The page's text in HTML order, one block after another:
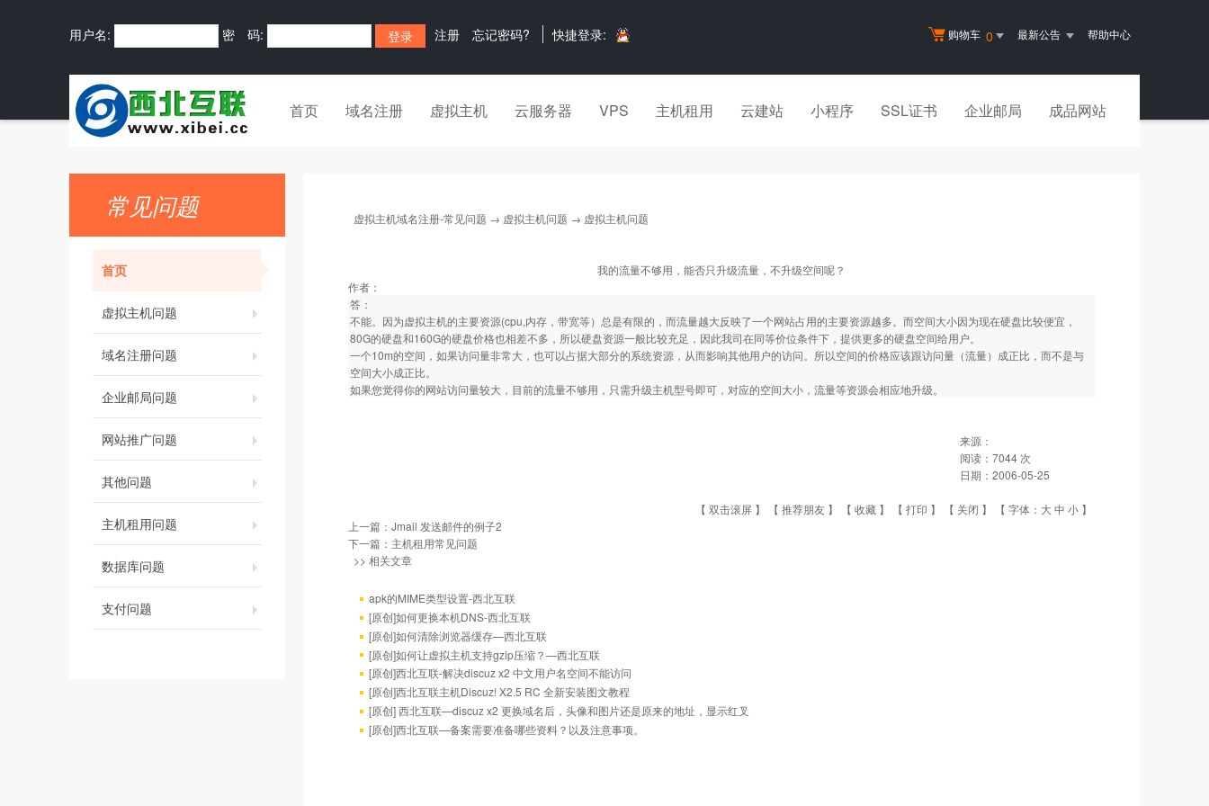
购物车 0 最新公告 帮助中心
用户名: 密 码: 注册 忘记密码? 快捷登录:
首页 域名注册 虚拟主机 云服务器 VPS 主机租用 云建站 小程序 SSL证书 企业邮局 成品网站
常见问题
首页
虚拟主机问题
域名注册问题
企业邮局问题
网站推广问题
其他问题
主机租用问题
数据库问题
支付问题
虚拟主机域名注册-常见问题 → 虚拟主机问题 → 虚拟主机问题
我的流量不够用，能否只升级流量，不升级空间呢？
作者：
答：
不能。因为虚拟主机的主要资源(cpu,内存，带宽等）总是有限的，而流量越大反映了一个网站占用的主要资源越多。而空间大小因为现在硬盘比较便宜，
80G的硬盘和160G的硬盘价格也相差不多，所以硬盘资源一般比较充足，因此我司在同等价位条件下，提供更多的硬盘空间给用户。
一个10m的空间，如果访问量非常大，也可以占据大部分的系统资源，从而影响其他用户的访问。所以空间的价格应该跟访问量（流量）成正比，而不是与
空间大小成正比。
如果您觉得你的网站访问量较大，目前的流量不够用，只需升级主机型号即可，对应的空间大小，流量等资源会相应地升级。
来源：
阅读： 7044 次
日期： 2006-05-25
【 双击滚屏 】 【 推荐朋友 】 【 收藏 】 【 打印 】 【 关闭 】 【 字体： 大中 小 】
上一篇： Jmail 发送邮件的例子2
下一篇： 主机租用常见问题
>> 相关文章
apk的MIME类型设置-西北互联
[原创]如何更换本机DNS-西北互联
[原创]如何清除浏览器缓存—西北互联
[原创]如何让虚拟主机支持gzip压缩？—西北互联
[原创]西北互联-解决discuz x2 中文用户名空间不能访问
[原创]西北互联主机Discuz! X2.5 RC 全新安装图文教程
[原创] 西北互联—discuz x2 更换域名后，头像和图片还是原来的地址，显示红叉
[原创]西北互联—备案需要准备哪些资料？以及注意事项。